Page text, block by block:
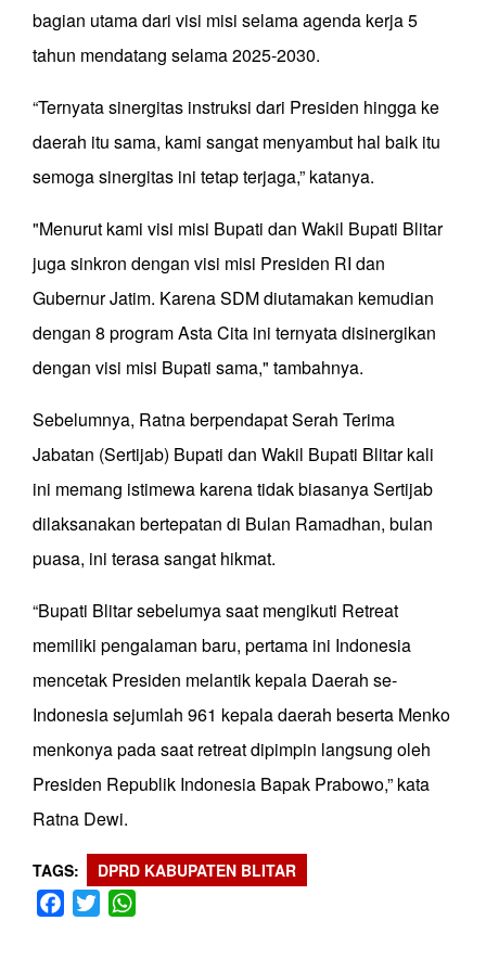
bagian utama dari visi misi selama agenda kerja 5
tahun mendatang selama 2025-2030.
“Ternyata sinergitas instruksi dari Presiden hingga ke
daerah itu sama, kami sangat menyambut hal baik itu
semoga sinergitas ini tetap terjaga,” katanya.
"Menurut kami visi misi Bupati dan Wakil Bupati Blitar
juga sinkron dengan visi misi Presiden RI dan
Gubernur Jatim. Karena SDM diutamakan kemudian
dengan 8 program Asta Cita ini ternyata disinergikan
dengan visi misi Bupati sama," tambahnya.
Sebelumnya, Ratna berpendapat Serah Terima
Jabatan (Sertijab) Bupati dan Wakil Bupati Blitar kali
ini memang istimewa karena tidak biasanya Sertijab
dilaksanakan bertepatan di Bulan Ramadhan, bulan
puasa, ini terasa sangat hikmat.
“Bupati Blitar sebelumya saat mengikuti Retreat
memiliki pengalaman baru, pertama ini Indonesia
mencetak Presiden melantik kepala Daerah se-
Indonesia sejumlah 961 kepala daerah beserta Menko
menkonya pada saat retreat dipimpin langsung oleh
Presiden Republik Indonesia Bapak Prabowo,” kata
Ratna Dewi.
TAGS DPRD KABUPATEN BLITAR
Facebook
Twitter